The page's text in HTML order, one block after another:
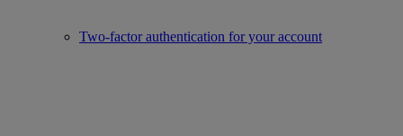
Two-factor authentication for your account